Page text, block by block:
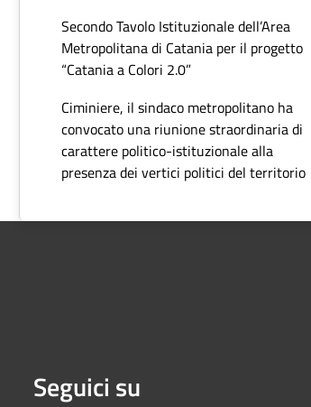
Secondo Tavolo Istituzionale dell’Area
Metropolitana di Catania per il progetto
“Catania a Colori 2.0”
Ciminiere, il sindaco metropolitano ha
convocato una riunione straordinaria di
carattere politico-istituzionale alla
presenza dei vertici politici del territorio
Seguici su